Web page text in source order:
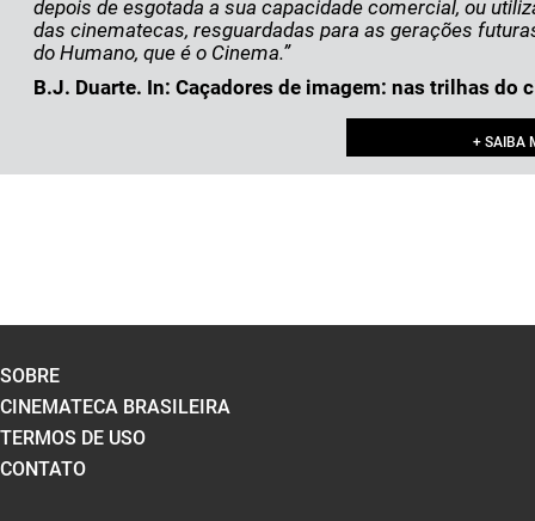
depois de esgotada a sua capacidade comercial, ou
das cinematecas, resguardadas para as gerações
do Humano, que é o Cinema.”
B.J. Duarte. In: Caçadores de imagem: nas trilhas do
+ SAIBA
SOBRE
CINEMATECA BRASILEIRA
TERMOS DE USO
CONTATO